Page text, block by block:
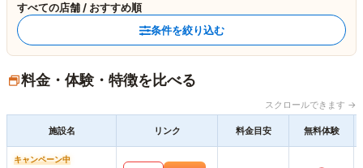
すべての店舗 / おすすめ順
条件を絞り込む
料金・体験・特徴を比べる
スクロールできます →
施設名 リンク 料金目安 無料体験
キャンペーン中